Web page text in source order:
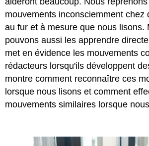
mouvements inconsciemment chez
au fur et à mesure que nous lisons.
pouvons aussi les apprendre
met en évidence les mouvements
rédacteurs lorsqu'ils développent
montre comment reconnaître ces
lorsque nous lisons et comment
mouvements similaires lorsque